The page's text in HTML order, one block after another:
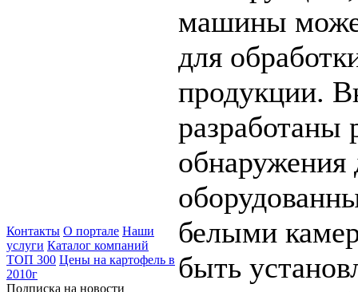
Контакты О портале Наши
услуги Каталог компаний
ТОП 300 Цены на картофель в
2010г
Подписка на новости
машины
для
продукции.
разработаны
обнаружения
белыми
быть